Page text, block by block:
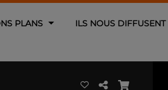
PLANS ILS NOUS DIFFUSENT